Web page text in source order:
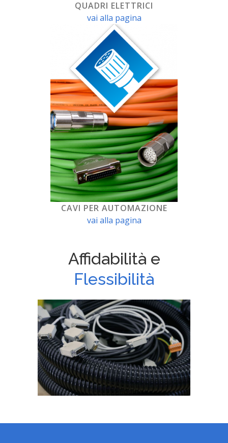
QUADRI ELETTRICI
vai alla pagina
CAVI PER AUTOMAZIONE
vai alla pagina
Affidabilità e
Flessibilità